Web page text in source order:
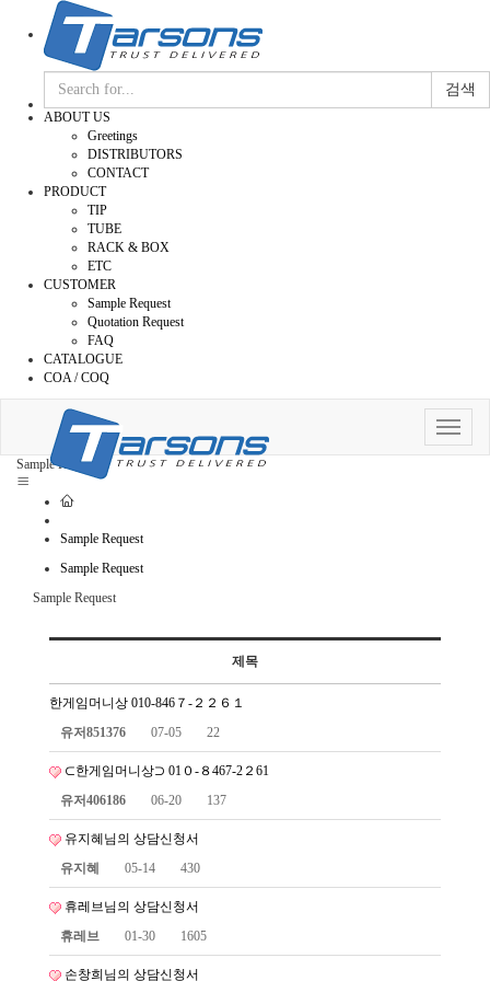
검색
ABOUT US
Greetings
DISTRIBUTORS
CONTACT
PRODUCT
TIP
TUBE
RACK & BOX
ETC
CUSTOMER
Sample Request
Quotation Request
FAQ
CATALOGUE
COA / COQ
Toggle
Sample Request
Sample Request
Sample Request
Sample Request
제목
한게임머니상 010-846７-２２６１
유저851376
07-05 22
⊂한게임머니상⊃ 01０-８467-2２61
유저406186
06-20 137
유지혜님의 상담신청서
유지혜
05-14 430
휴레브님의 상담신청서
휴레브
01-30 1605
손창희님의 상담신청서